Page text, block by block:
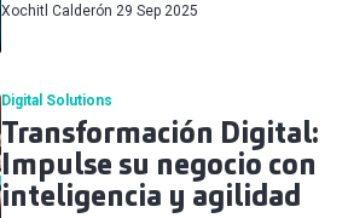
Xochitl Calderón 29 Sep 2025
Digital Solutions
Transformación Digital:
Impulse su negocio con
inteligencia y agilidad